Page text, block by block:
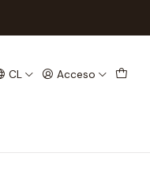
CL Acceso